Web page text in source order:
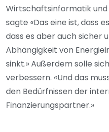
Wirtschaftsinformatik
sagte «Das eine ist, dass
dass es aber auch sicher
Abhängigkeit von
sinkt.» Außerdem solle
verbessern. «Und das
den Bedürfnissen der
Finanzierungspartner.»